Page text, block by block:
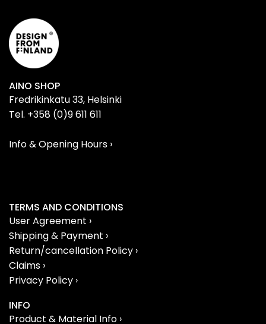
AINO SHOP
Fredrikinkatu 33, Helsinki
Tel. +358 (0)9 611 611
Info & Opening Hours ›
TERMS AND CONDITIONS
User Agreement ›
Shipping & Payment ›
Return/cancellation Policy ›
Claims ›
Privacy Policy ›
INFO
Product & Material Info ›